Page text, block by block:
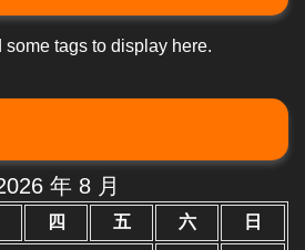
tags to display here.
年 8 月
四 五 六 日